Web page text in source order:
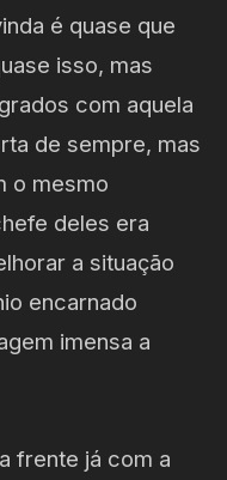
é quase que
isso, mas
com aquela
de sempre, mas
o mesmo
deles era
a situação
encarnado
imensa a
frente já com a